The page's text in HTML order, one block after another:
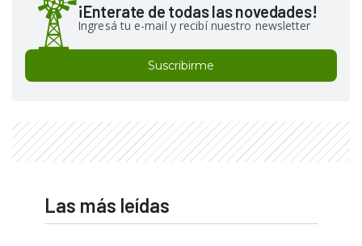
¡Enterate de todas las novedades!
Ingresá tu e-mail y recibí nuestro newsletter
Suscribirme
Las más leídas